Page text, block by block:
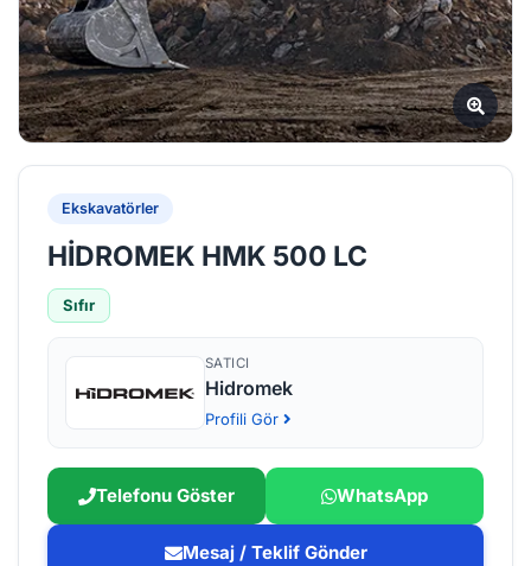
Ekskavatörler
HİDROMEK HMK 500 LC
Sıfır
SATICI
Hidromek
Profili Gör
Telefonu Göster WhatsApp
Mesaj / Teklif Gönder